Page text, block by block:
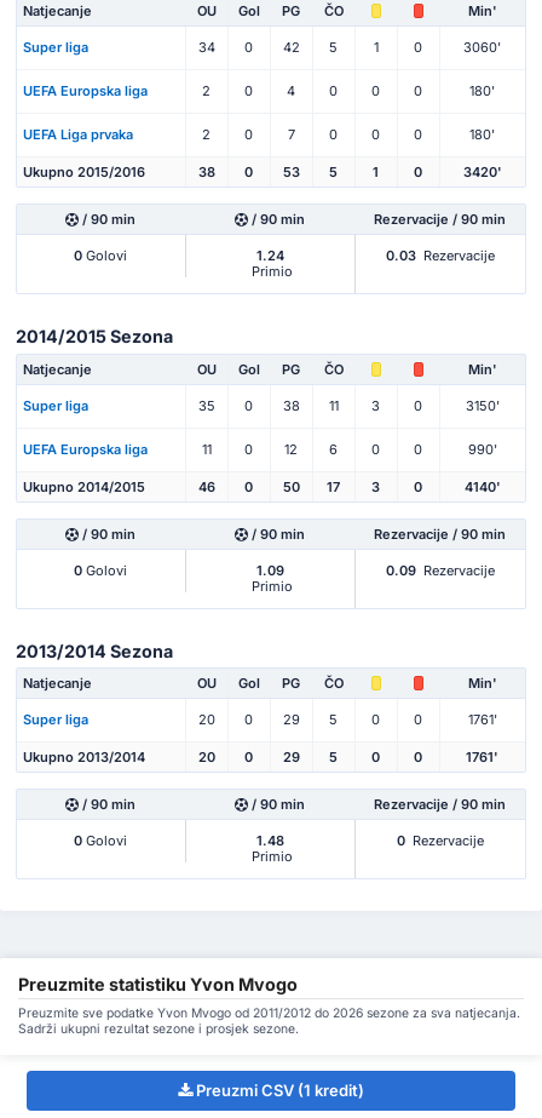
Natjecanje OU Gol PG ČO Min'
Super liga 34 0 42 5 1 0 3060'
UEFA Europska liga 2 0 4 0 0 0 180'
UEFA Liga prvaka 2 0 7 0 0 0 180'
Ukupno 2015/2016 38 0 53 5 1 0 3420'
/ 90 min / 90 min Rezervacije / 90 min
0 Golovi
1.24
Primio
0.03 Rezervacije
2014/2015 Sezona
Natjecanje OU Gol PG ČO Min'
Super liga 35 0 38 11 3 0 3150'
UEFA Europska liga 11 0 12 6 0 0 990'
Ukupno 2014/2015 46 0 50 17 3 0 4140'
/ 90 min / 90 min Rezervacije / 90 min
0 Golovi
1.09
Primio
0.09 Rezervacije
2013/2014 Sezona
Natjecanje OU Gol PG ČO Min'
Super liga 20 0 29 5 0 0 1761'
Ukupno 2013/2014 20 0 29 5 0 0 1761'
/ 90 min / 90 min Rezervacije / 90 min
0 Golovi
1.48
Primio
0 Rezervacije
Preuzmite statistiku Yvon Mvogo
Preuzmite sve podatke Yvon Mvogo od 2011/2012 do 2026 sezone za sva natjecanja.
Sadrži ukupni rezultat sezone i prosjek sezone.
Preuzmi CSV (1 kredit)